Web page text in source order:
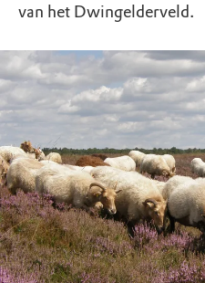
van het Dwingelderveld.